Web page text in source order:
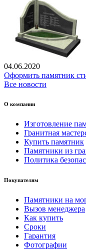
04.06.2020
Оформить памятник
Все новости
О компании
Изготовление
Гранитная
Купить памятник
Памятники из
Политика
Покупателям
Памятники на
Вызов менеджера
Как купить
Сроки
Гарантия
Фотографии